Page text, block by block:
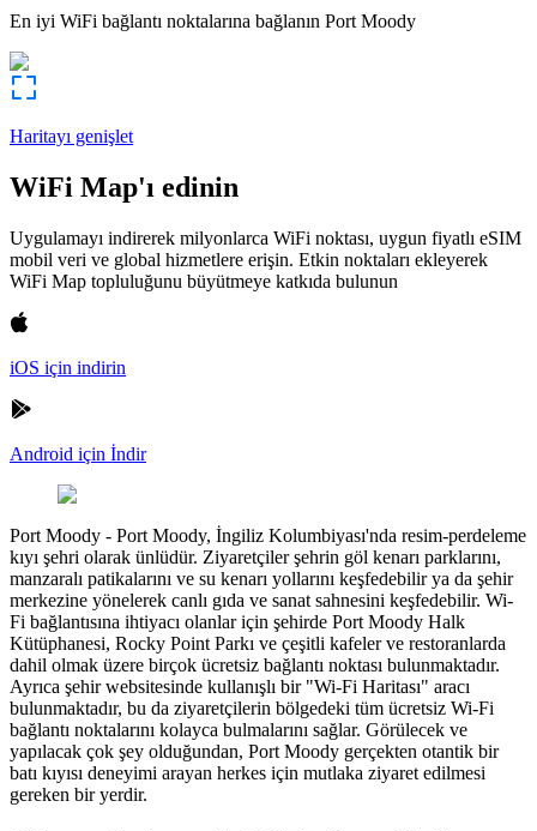
En iyi WiFi bağlantı noktalarına bağlanın Port Moody
Haritayı genişlet
WiFi Map'ı edinin
Uygulamayı indirerek milyonlarca WiFi noktası, uygun fiyatlı eSIM
mobil veri ve global hizmetlere erişin. Etkin noktaları ekleyerek
WiFi Map topluluğunu büyütmeye katkıda bulunun
iOS için indirin
Android için İndir
Port Moody - Port Moody, İngiliz Kolumbiyası'nda resim-perdeleme
kıyı şehri olarak ünlüdür. Ziyaretçiler şehrin göl kenarı parklarını,
manzaralı patikalarını ve su kenarı yollarını keşfedebilir ya da şehir
merkezine yönelerek canlı gıda ve sanat sahnesini keşfedebilir. Wi-
Fi bağlantısına ihtiyacı olanlar için şehirde Port Moody Halk
Kütüphanesi, Rocky Point Parkı ve çeşitli kafeler ve restoranlarda
dahil olmak üzere birçok ücretsiz bağlantı noktası bulunmaktadır.
Ayrıca şehir websitesinde kullanışlı bir "Wi-Fi Haritası" aracı
bulunmaktadır, bu da ziyaretçilerin bölgedeki tüm ücretsiz Wi-Fi
bağlantı noktalarını kolayca bulmalarını sağlar. Görülecek ve
yapılacak çok şey olduğundan, Port Moody gerçekten otantik bir
batı kıyısı deneyimi arayan herkes için mutlaka ziyaret edilmesi
gereken bir yerdir.